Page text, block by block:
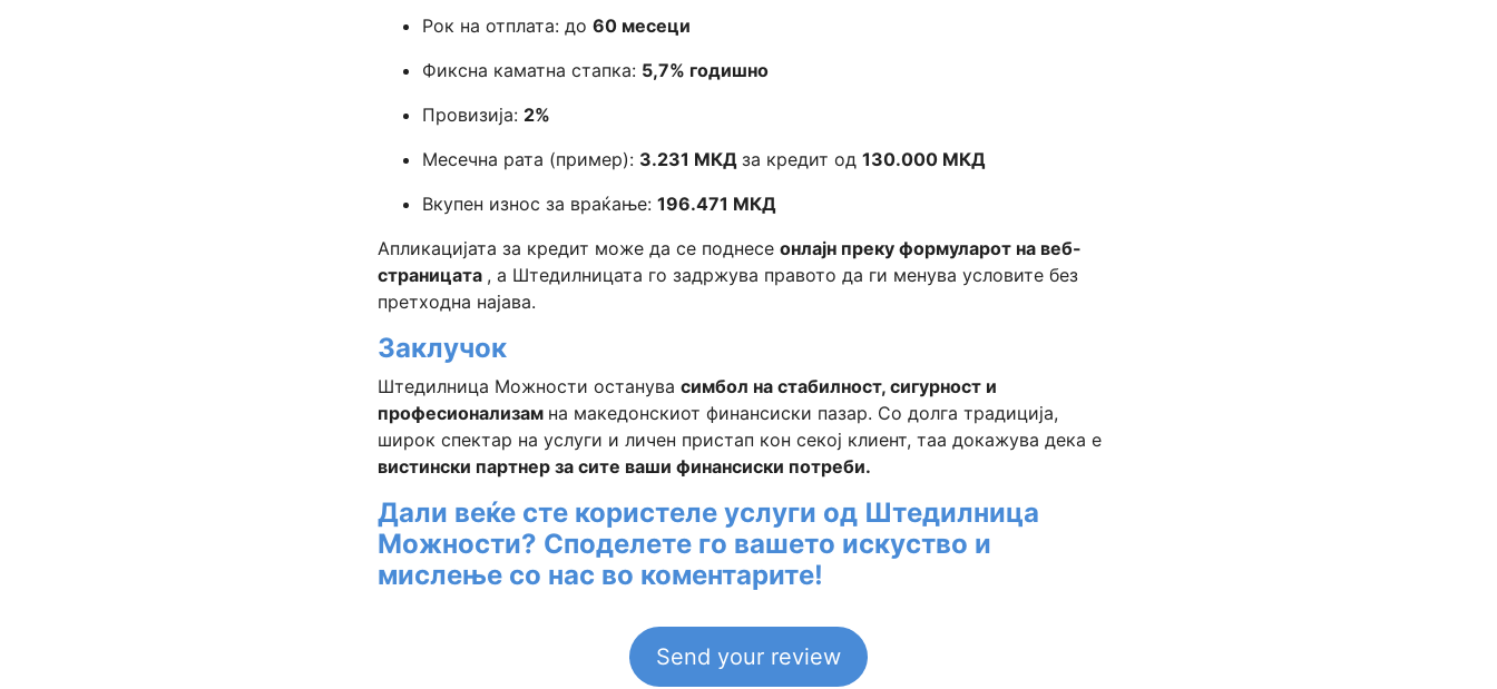
Рок на отплата: до 60 месеци
Фиксна каматна стапка: 5,7% годишно
Провизија: 2%
Месечна рата (пример): 3.231 МКД за кредит од 130.000 МКД
Вкупен износ за враќање: 196.471 МКД
Апликацијата за кредит може да се поднесе онлајн преку формуларот на веб-
страницата , а Штедилницата го задржува правото да ги менува условите без
претходна најава.
Заклучок
Штедилница Можности останува симбол на стабилност, сигурност и
професионализам на македонскиот финансиски пазар. Со долга традиција,
широк спектар на услуги и личен пристап кон секој клиент, таа докажува дека е
вистински партнер за сите ваши финансиски потреби.
Дали веќе сте користеле услуги од Штедилница
Можности? Споделете го вашето искуство и
мислење со нас во коментарите!
Send your review